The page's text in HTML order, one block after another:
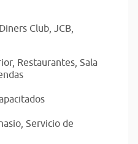
Diners Club, JCB,
Restaurantes, Sala
Servicio de